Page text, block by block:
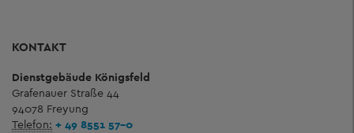
KONTAKT
Dienstgebäude Königsfeld
Grafenauer Straße 44
94078 Freyung
Telefon: + 49 8551 57-0